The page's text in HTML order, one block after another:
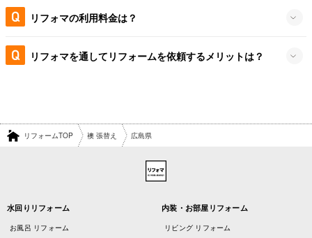
リフォマの利用料金は？
リフォマを通してリフォームを依頼するメリットは？
リフォームTOP 襖 張替え 広島県
水回りリフォーム
お風呂 リフォーム
内装・お部屋リフォーム
リビング リフォーム